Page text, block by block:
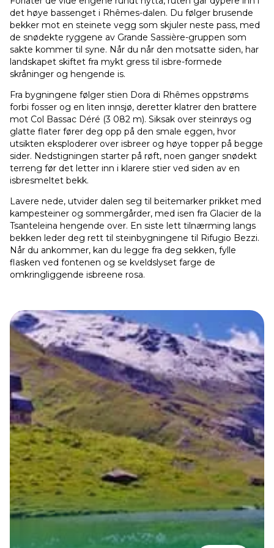
det høye bassenget i Rhêmes-dalen. Du følger brusende
bekker mot en steinete vegg som skjuler neste pass, med
de snødekte ryggene av Grande Sassière-gruppen som
sakte kommer til syne. Når du når den motsatte siden, har
landskapet skiftet fra mykt gress til isbre-formede
skråninger og hengende is.
Fra bygningene følger stien Dora di Rhêmes oppstrøms
forbi fosser og en liten innsjø, deretter klatrer den brattere
mot Col Bassac Déré (3 082 m). Siksak over steinrøys og
glatte flater fører deg opp på den smale eggen, hvor
utsikten eksploderer over isbreer og høye topper på begge
sider. Nedstigningen starter på røft, noen ganger snødekt
terreng før det letter inn i klarere stier ved siden av en
isbresmeltet bekk.
Lavere nede, utvider dalen seg til beitemarker prikket med
kampesteiner og sommergårder, med isen fra Glacier de la
Tsanteleina hengende over. En siste lett tilnærming langs
bekken leder deg rett til steinbygningene til Rifugio Bezzi.
Når du ankommer, kan du legge fra deg sekken, fylle
flasken ved fontenen og se kveldslyset farge de
omkringliggende isbreene rosa.